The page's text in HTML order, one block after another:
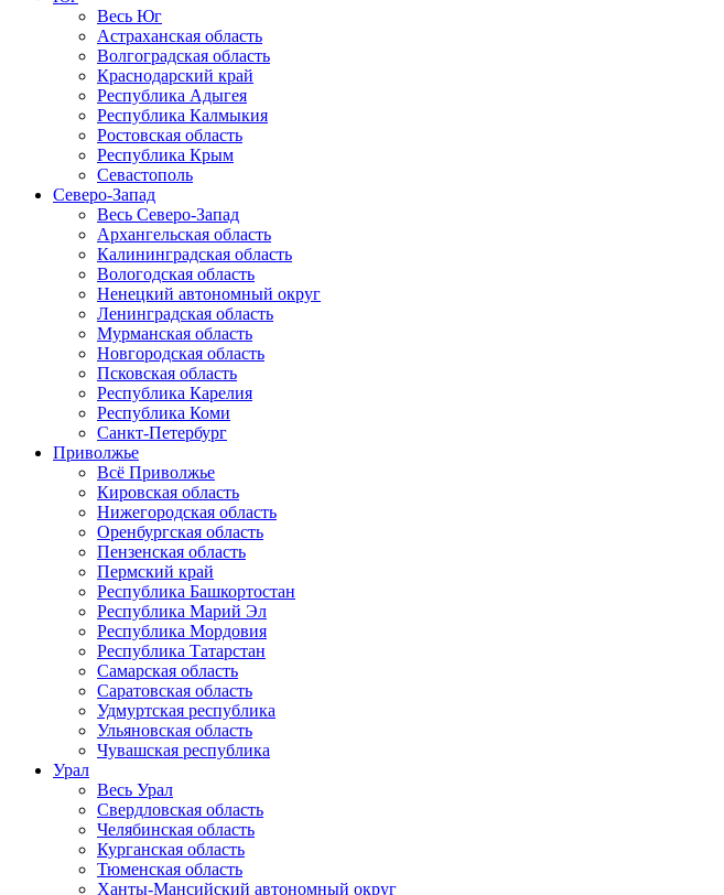
Весь Юг
Астраханская область
Волгоградская область
Краснодарский край
Республика Адыгея
Республика Калмыкия
Ростовская область
Республика Крым
Севастополь
Северо-Запад
Весь Северо-Запад
Архангельская область
Калининградская область
Вологодская область
Ненецкий автономный округ
Ленинградская область
Мурманская область
Новгородская область
Псковская область
Республика Карелия
Республика Коми
Санкт-Петербург
Приволжье
Всё Приволжье
Кировская область
Нижегородская область
Оренбургская область
Пензенская область
Пермский край
Республика Башкортостан
Республика Марий Эл
Республика Мордовия
Республика Татарстан
Самарская область
Саратовская область
Удмуртская республика
Ульяновская область
Чувашская республика
Урал
Весь Урал
Свердловская область
Челябинская область
Курганская область
Тюменская область
Ханты-Мансийский автономный округ